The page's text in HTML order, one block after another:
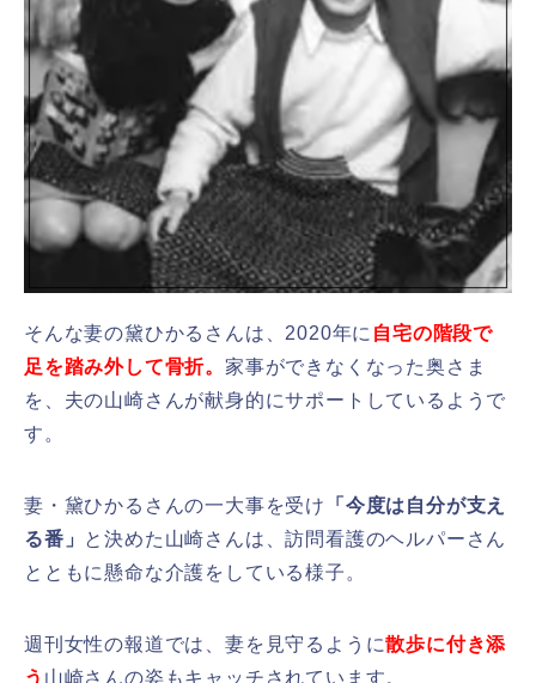
そんな妻の黛ひかるさんは、2020年に 自宅の階段で
足を踏み外して骨折。 家事ができなくなった奥さま
を、夫の山崎さんが献身的にサポートしているようで
す。
妻・黛ひかるさんの一大事を受け
「今度は自分が支え
る番」 と決めた山崎さんは、訪問看護のヘルパーさん
とともに懸命な介護をしている様子。
週刊女性の報道では、妻を見守るように散歩に付き添
う 山崎さんの姿もキャッチされています。